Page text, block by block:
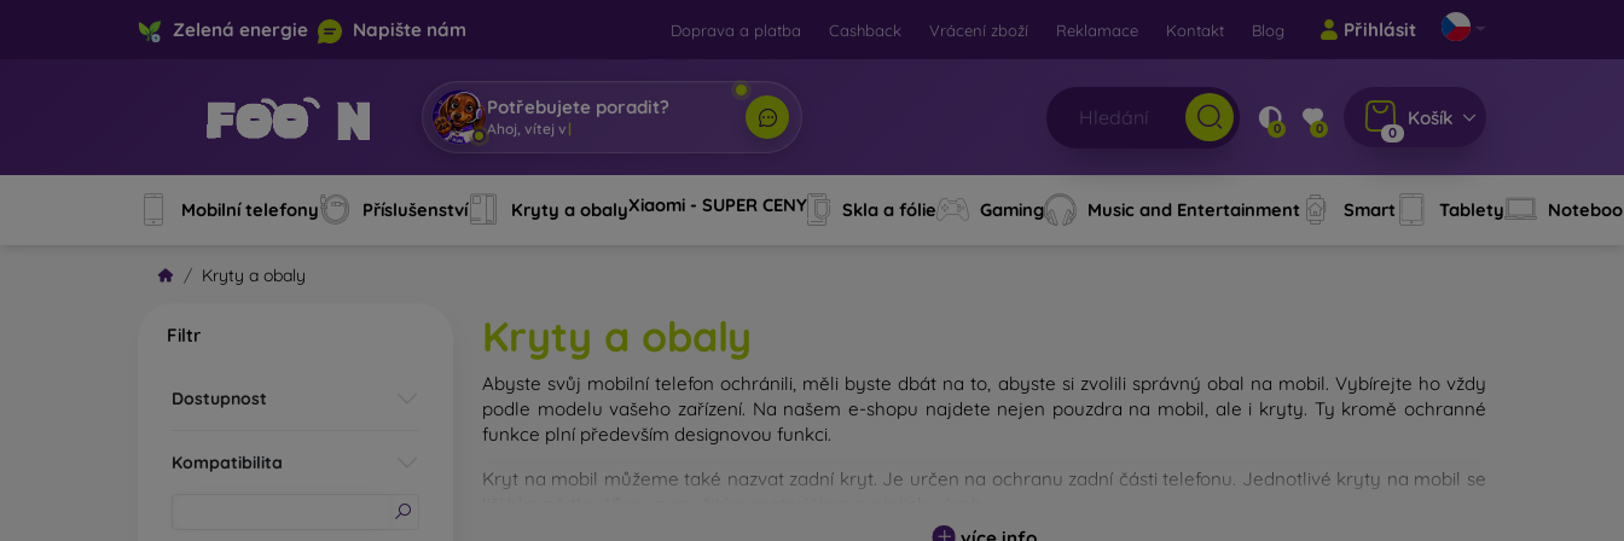
Zelená energie Napište nám Doprava a platba Cashback Vrácení zboží Reklamace Kontakt Blog Přihlásit
Potřebujete poradit?
Jsem| 0 0 0
Košík
Mobilní telefony Příslušenství Kryty a obalyXiaomi - SUPER CENY Skla a fólie Gaming Music and Entertainment Smart Tablety
Kryty a obaly
Filtr
Dostupnost
Kompatibilita
Kryty a obaly
Abyste svůj mobilní telefon ochránili, měli byste dbát na to, abyste si zvolili správný obal na mobil. Vybírejte ho vždy
podle modelu vašeho zařízení. Na našem e-shopu najdete nejen pouzdra na mobil, ale i kryty. Ty kromě ochranné
funkce plní především designovou funkci.
Kryt na mobil můžeme také nazvat zadní kryt. Je určen na ochranu zadní části telefonu. Jednotlivé kryty na mobil se